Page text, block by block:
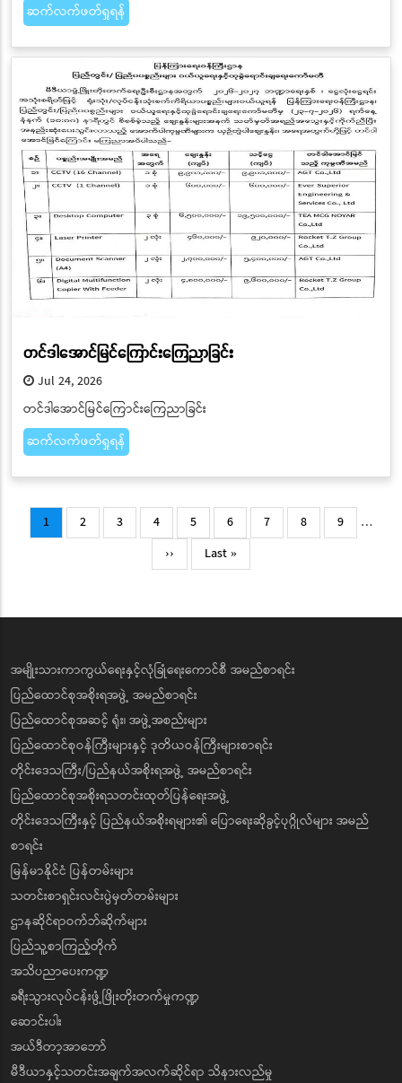
ဆက်လက်ဖတ်ရှုရန်
တင်ဒါအောင်မြင်ကြောင်းကြေညာခြင်း
Jul 24, 2026
တင်ဒါအောင်မြင်ကြောင်းကြေညာခြင်း
ဆက်လက်ဖတ်ရှုရန်
Pagination
Current
page
1 Page
2 Page
3 Page
4 Page
5 Page
6 Page
7 Page
8 Page
9
…
Next
page
››
Last
page
Last »
အမျိုးသားကာကွယ်ရေးနှင့်လုံခြုံရေးကောင်စီ အမည်စာရင်း
ပြည်ထောင်စုအစိုးရအဖွဲ့ အမည်စာရင်း
ပြည်ထောင်စုအဆင့် ရုံး၊ အဖွဲ့အစည်းများ
ပြည်ထောင်စုဝန်ကြီးများနှင့် ဒုတိယဝန်ကြီးများစာရင်း
တိုင်းဒေသကြီး/ပြည်နယ်အစိုးရအဖွဲ့ အမည်စာရင်း
ပြည်ထောင်စုအစိုးရသတင်းထုတ်ပြန်ရေးအဖွဲ့
တိုင်းဒေသကြီးနှင့် ပြည်နယ်အစိုးရများ၏ ပြောရေးဆိုခွင့်ပုဂ္ဂိုလ်များ အမည်
စာရင်း
မြန်မာနိုင်ငံ ပြန်တမ်းများ
သတင်းစာရှင်းလင်းပွဲမှတ်တမ်းများ
ဌာနဆိုင်ရာဝက်ဘ်ဆိုက်များ
ပြည်သူ့စာကြည့်တိုက်
အသိပညာပေးကဏ္ဍ
ခရီးသွားလုပ်ငန်းဖွံ့ဖြိုးတိုးတက်မှုကဏ္ဍ
ဆောင်းပါး
အယ်ဒီတာ့အာဘော်
မီဒီယာနှင့်သတင်းအချက်အလက်ဆိုင်ရာ သိနားလည်မှု